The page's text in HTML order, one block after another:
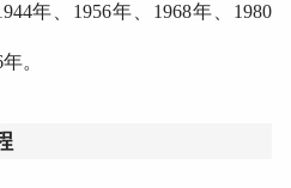
年、1956年、1968年、1980
。